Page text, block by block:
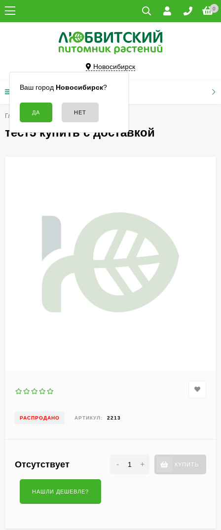
0
Новосибирск
Ваш город Новосибирск?
КАТАЛОГ ТОВАРОВ
Главная тест5 купить с доставкой
тест5 купить с доставкой
РАСПРОДАНО АРТИКУЛ: 2213
Отсутствует - + КУПИТЬ